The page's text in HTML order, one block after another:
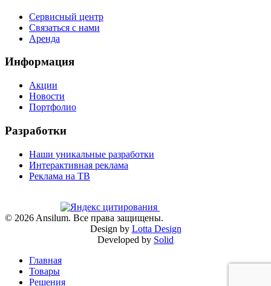
Сервисный центр
Связаться с нами
Аренда
Информация
Акции
Новости
Портфолио
Разработки
Наши уникальные разработки
Интерактивная реклама
Реклама на ТВ
© 2026 Ansilum. Все права защищены.
Design by Lotta Design
Developed by Solid
Главная
Товары
Решения